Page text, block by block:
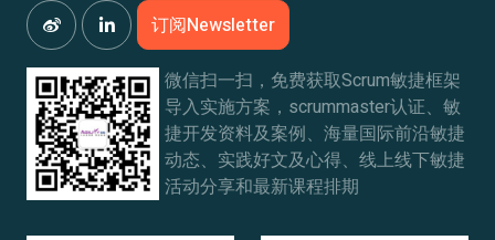
订阅Newsletter
微信扫一扫，免费获取Scrum敏捷框架
导入实施方案，scrummaster认证、敏
捷开发资料及案例、海量国际前沿敏捷
动态、实践好文及心得、线上线下敏捷
活动分享和最新课程排期